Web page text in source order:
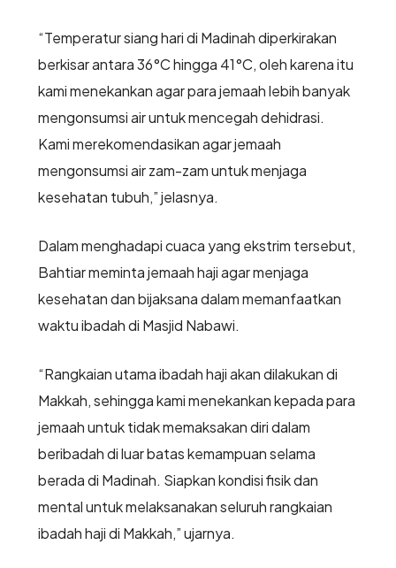
“Temperatur siang hari di Madinah diperkirakan
berkisar antara 36°C hingga 41°C, oleh karena itu
kami menekankan agar para jemaah lebih banyak
mengonsumsi air untuk mencegah dehidrasi.
Kami merekomendasikan agar jemaah
mengonsumsi air zam-zam untuk menjaga
kesehatan tubuh,” jelasnya.
Dalam menghadapi cuaca yang ekstrim tersebut,
Bahtiar meminta jemaah haji agar menjaga
kesehatan dan bijaksana dalam memanfaatkan
waktu ibadah di Masjid Nabawi.
“Rangkaian utama ibadah haji akan dilakukan di
Makkah, sehingga kami menekankan kepada para
jemaah untuk tidak memaksakan diri dalam
beribadah di luar batas kemampuan selama
berada di Madinah. Siapkan kondisi fisik dan
mental untuk melaksanakan seluruh rangkaian
ibadah haji di Makkah,” ujarnya.